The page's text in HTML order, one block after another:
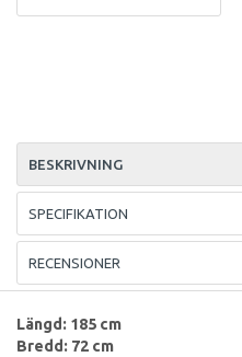
BESKRIVNING
SPECIFIKATION
RECENSIONER
Längd: 185 cm
Bredd: 72 cm